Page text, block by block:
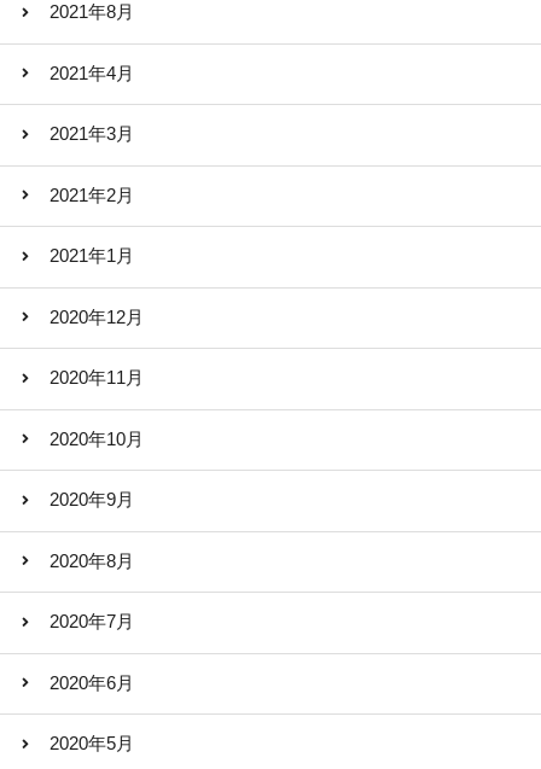
2021年8月
2021年4月
2021年3月
2021年2月
2021年1月
2020年12月
2020年11月
2020年10月
2020年9月
2020年8月
2020年7月
2020年6月
2020年5月